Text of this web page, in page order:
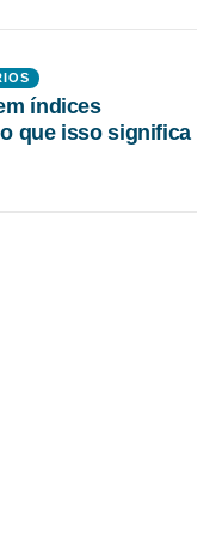
índices
que isso significa